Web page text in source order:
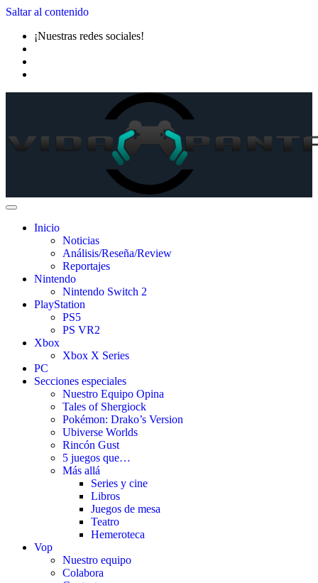
Saltar al contenido
¡Nuestras redes sociales!
Inicio
Noticias
Análisis/Reseña/Review
Reportajes
Nintendo
Nintendo Switch 2
PlayStation
PS5
PS VR2
Xbox
Xbox X Series
PC
Secciones especiales
Nuestro Equipo Opina
Tales of Shergiock
Pokémon: Drako’s Version
Ubiverse Worlds
Rincón Gust
5 juegos que…
Más allá
Series y cine
Libros
Juegos de mesa
Teatro
Hemeroteca
Vop
Nuestro equipo
Colabora